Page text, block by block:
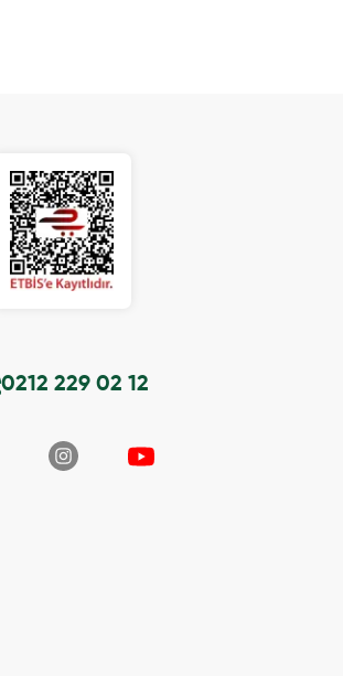
0212 229 02 12